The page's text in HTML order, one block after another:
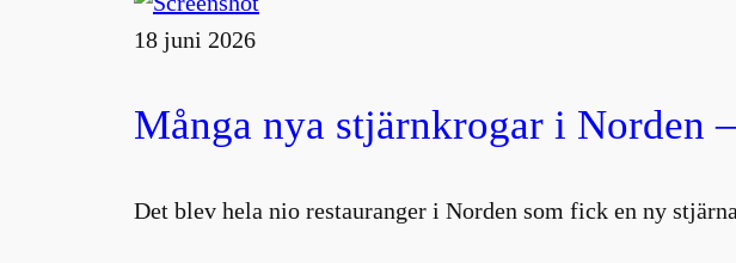
18 juni 2026
Många nya stjärnkrogar i Norden
Det blev hela nio restauranger i Norden som fick en ny